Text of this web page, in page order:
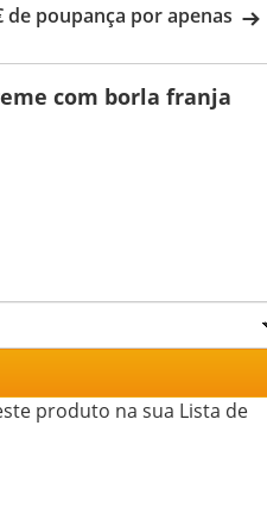
de poupança por apenas
com borla franja
produto na sua Lista de